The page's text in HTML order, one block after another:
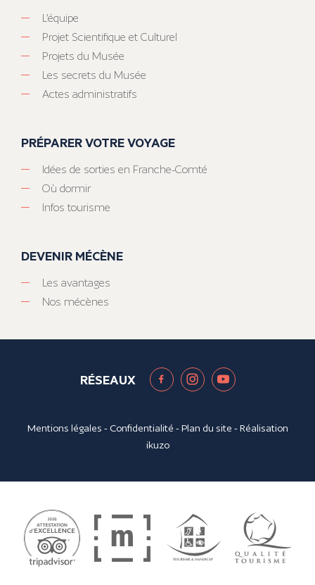
L’équipe
Projet Scientifique et Culturel
Projets du Musée
Les secrets du Musée
Actes administratifs
PRÉPARER VOTRE VOYAGE
Idées de sorties en Franche-Comté
Où dormir
Infos tourisme
DEVENIR MÉCÈNE
Les avantages
Nos mécènes
RÉSEAUX
Mentions légales - Confidentialité -Plan du site - Réalisation
ikuzo